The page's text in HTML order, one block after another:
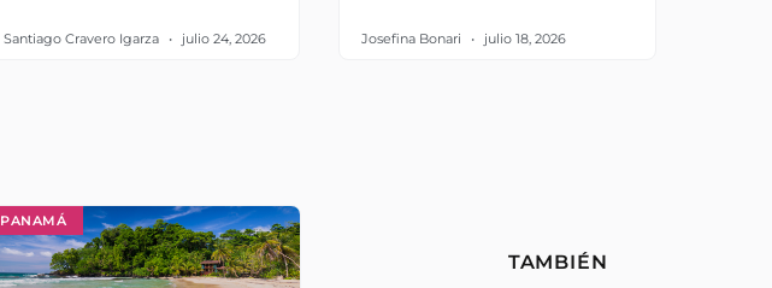
Santiago Cravero Igarza julio 24, 2026 Josefina Bonari julio 18, 2026
PANAMÁ
TAMBIÉN